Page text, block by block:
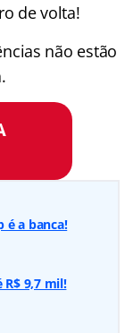
de volta!
não estão
é a banca!
R$ 9,7 mil!